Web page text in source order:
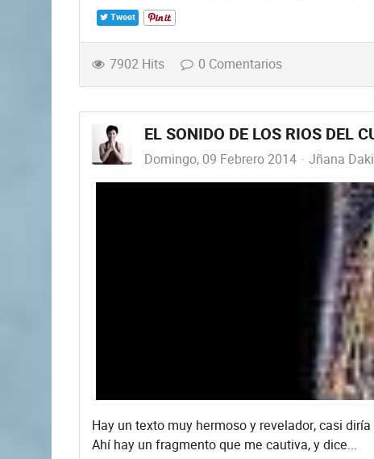
Tweet
7902 Hits 0 Comentarios
EL SONIDO DE LOS RIOS DEL
Domingo, 09 Febrero 2014 Jñana
Hay un texto muy hermoso y revelador, casi
Ahí hay un fragmento que me cautiva, y dice...